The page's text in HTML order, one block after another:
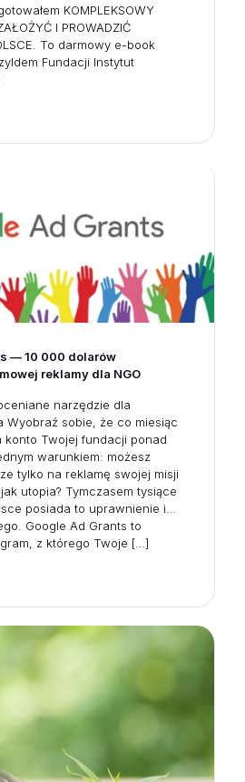
KOMPLEKSOWY
I PROWADZIĆ
To darmowy e-book
Fundacji Instytut
— 10 000 dolarów
reklamy dla NGO
narzędzie dla
Wyobraź sobie, że co miesiąc
konto Twojej fundacji ponad
warunkiem: możesz
tylko na reklamę swojej misji
utopia? Tymczasem tysiące
posiada to uprawnienie i…
Google Ad Grants to
z którego Twoje […]